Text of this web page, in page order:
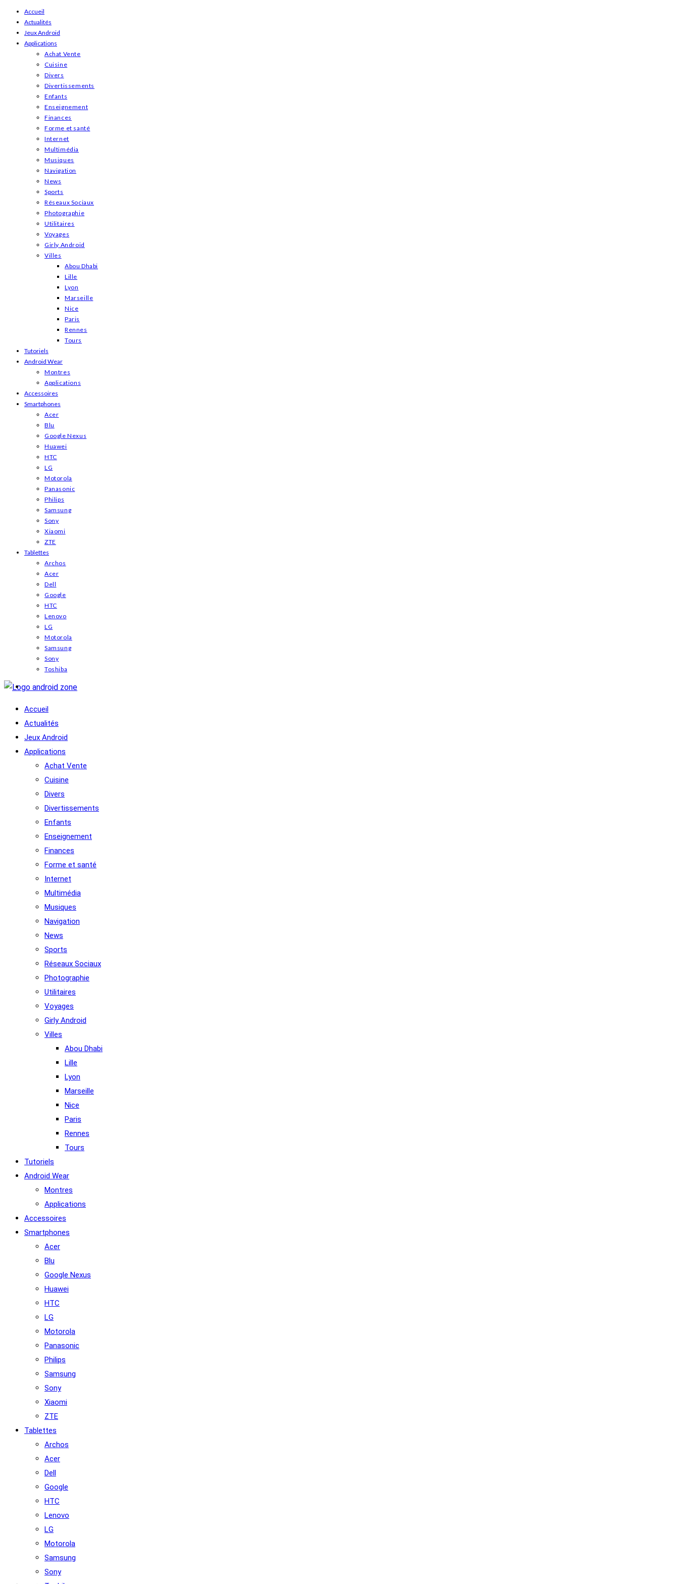
Skip
content
Accueil
Actualités
Jeux Android
Applications
Achat Vente
Cuisine
Divers
Divertissements
Enfants
Enseignement
Finances
Forme et santé
Internet
Multimédia
Musiques
Navigation
News
Sports
Réseaux Sociaux
Photographie
Utilitaires
Voyages
Girly Android
Villes
Abou Dhabi
Lille
Lyon
Marseille
Nice
Paris
Rennes
Tours
Tutoriels
Android Wear
Montres
Applications
Accessoires
Smartphones
Acer
Blu
Google Nexus
Huawei
HTC
LG
Motorola
Panasonic
Philips
Samsung
Sony
Xiaomi
ZTE
Tablettes
Archos
Acer
Dell
Google
HTC
Lenovo
LG
Motorola
Samsung
Sony
Toshiba
Accueil
Actualités
Jeux Android
Applications
Achat Vente
Cuisine
Divers
Divertissements
Enfants
Enseignement
Finances
Forme et santé
Internet
Multimédia
Musiques
Navigation
News
Sports
Réseaux Sociaux
Photographie
Utilitaires
Voyages
Girly Android
Villes
Abou Dhabi
Lille
Lyon
Marseille
Nice
Paris
Rennes
Tours
Tutoriels
Android Wear
Montres
Applications
Accessoires
Smartphones
Acer
Blu
Google Nexus
Huawei
HTC
LG
Motorola
Panasonic
Philips
Samsung
Sony
Xiaomi
ZTE
Tablettes
Archos
Acer
Dell
Google
HTC
Lenovo
LG
Motorola
Samsung
Sony